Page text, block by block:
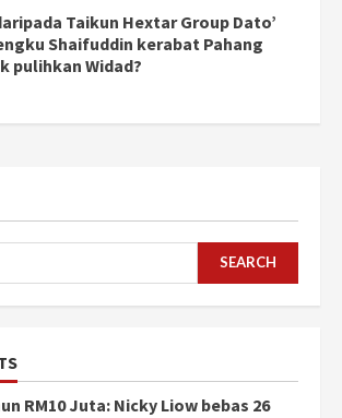
Taikun Hextar Group Dato’
Shaifuddin kerabat Pahang
pulihkan Widad?
SEARCH
RM10 Juta: Nicky Liow bebas 26